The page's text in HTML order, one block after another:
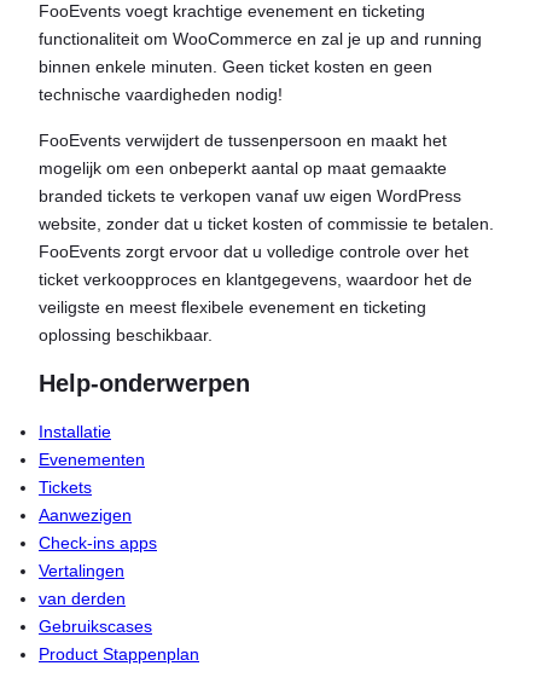
Czech
Greek
FooEvents voegt krachtige evenement en ticketing
functionaliteit om WooCommerce en zal je up and running
binnen enkele minuten. Geen ticket kosten en geen
technische vaardigheden nodig!
FooEvents verwijdert de tussenpersoon en maakt het
mogelijk om een onbeperkt aantal op maat gemaakte
branded tickets te verkopen vanaf uw eigen WordPress
website, zonder dat u ticket kosten of commissie te betalen.
FooEvents zorgt ervoor dat u volledige controle over het
ticket verkoopproces en klantgegevens, waardoor het de
veiligste en meest flexibele evenement en ticketing
oplossing beschikbaar.
Help-onderwerpen
Installatie
Evenementen
Tickets
Aanwezigen
Check-ins apps
Vertalingen
van derden
Gebruikscases
Product Stappenplan